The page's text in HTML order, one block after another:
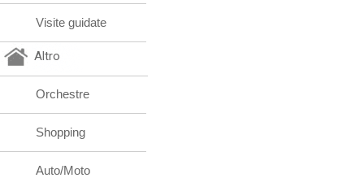
Visite guidate
Altro
Orchestre
Shopping
Auto/Moto